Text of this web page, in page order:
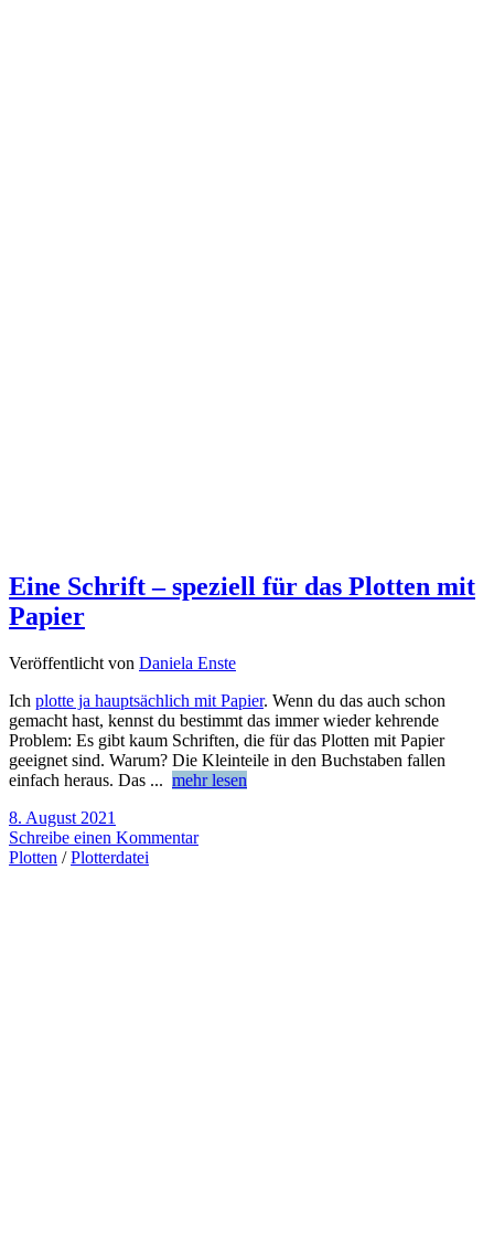
Eine Schrift – speziell für das Plotten mit
Papier
Veröffentlicht von Daniela Enste
Ich plotte ja hauptsächlich mit Papier. Wenn du das auch schon
gemacht hast, kennst du bestimmt das immer wieder kehrende
Problem: Es gibt kaum Schriften, die für das Plotten mit Papier
geeignet sind. Warum? Die Kleinteile in den Buchstaben fallen
einfach heraus. Das ... mehr lesen
8. August 2021
Schreibe einen Kommentar
Plotten /Plotterdatei